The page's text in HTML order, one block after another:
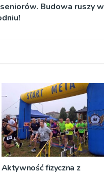
Budowa ruszy w
Aktywność fizyczna z